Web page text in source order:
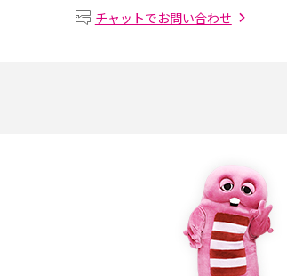
ネットフリックスに適した通信速度は？快適に
チャットでお問い合わせ